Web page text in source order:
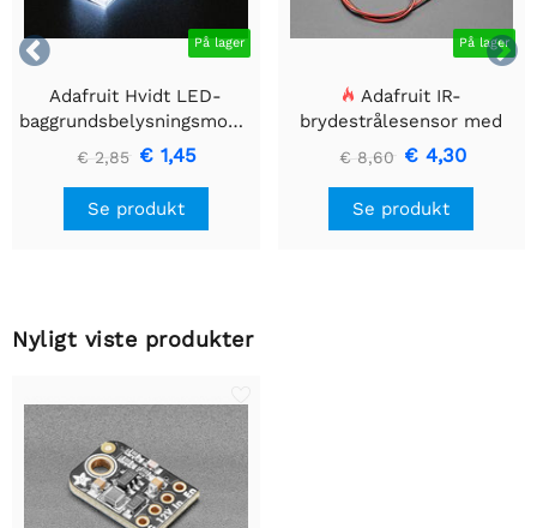

 På lager
Adafruit Hvidt LED-
baggrundsbelysningsmodul
- Lille 12mm x 40mm
€ 2,85 € 1,45
Se produkt
På lager
Adafruit IR-
brydestrålesensor med
premium ledningsstuds -
5 mm LED'er
€ 8,60 € 4,30
Se produkt
Nyligt viste produkter